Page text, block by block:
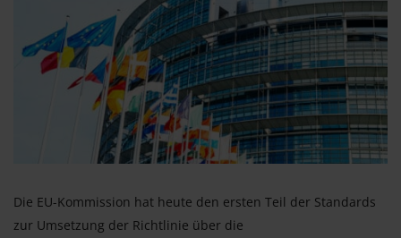
Die EU-Kommission hat heute den ersten Teil der Standards
zur Umsetzung der Richtlinie über die